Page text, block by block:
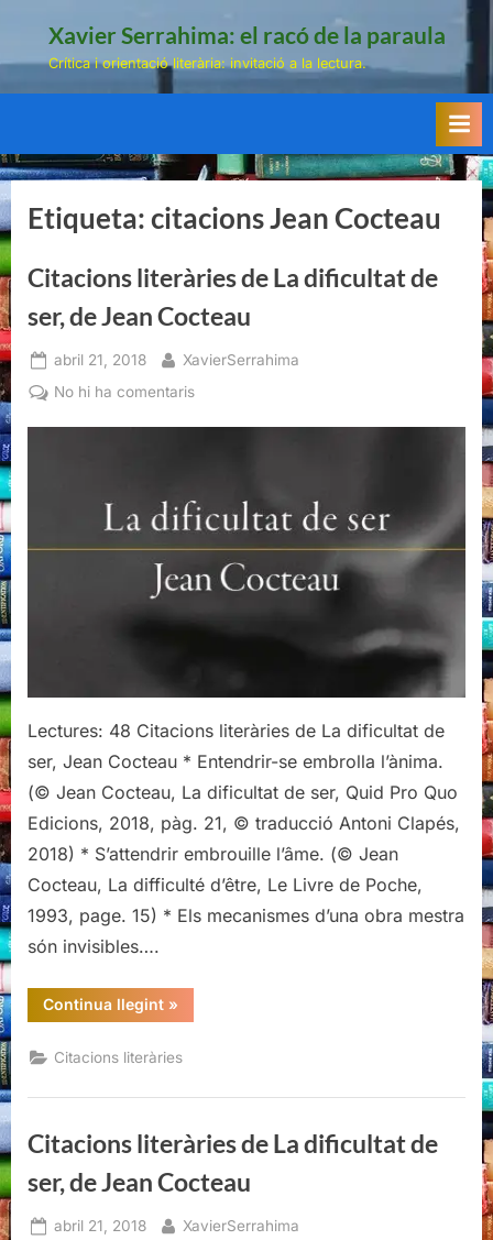
Xavier Serrahima: el racó de la paraula
Crítica i orientació literària: invitació a la lectura.
Etiqueta:citacions Jean Cocteau
Citacions literàries de La dificultat de
ser, de Jean Cocteau
Posted
on
abril 21, 2018 By
XavierSerrahima
No hi ha comentarisa
dificultat
de
Jean
Lectures: 48 Citacions literàries de La dificultat de
ser, Jean Cocteau * Entendrir-se embrolla l’ànima.
(© Jean Cocteau, La dificultat de ser, Quid Pro Quo
Edicions, 2018, pàg. 21, © traducció Antoni Clapés,
2018) * S’attendrir embrouille l’âme. (© Jean
Cocteau, La difficulté d’être, Le Livre de Poche,
1993, page. 15) * Els mecanismes d’una obra mestra
són invisibles….
Continua llegint“Citacions
literàries
La
dificultat
ser,
Cocteau”
»
Citacions literàries
Citacions literàries de La dificultat de
ser, de Jean Cocteau
Posted
abril 21, 2018 By
XavierSerrahima